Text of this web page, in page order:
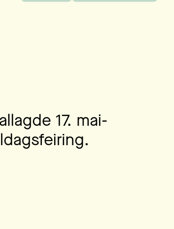
17. mai-